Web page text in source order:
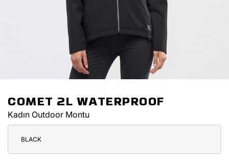
COMET 2L WATERPROOF
Kadın Outdoor Montu
BLACK